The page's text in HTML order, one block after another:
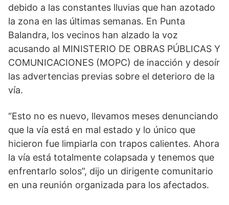
debido a las constantes lluvias que han azotado
la zona en las últimas semanas. En Punta
Balandra, los vecinos han alzado la voz
acusando al MINISTERIO DE OBRAS PÚBLICAS Y
COMUNICACIONES (MOPC) de inacción y desoír
las advertencias previas sobre el deterioro de la
vía.
“Esto no es nuevo, llevamos meses denunciando
que la vía está en mal estado y lo único que
hicieron fue limpiarla con trapos calientes. Ahora
la vía está totalmente colapsada y tenemos que
enfrentarlo solos”, dijo un dirigente comunitario
en una reunión organizada para los afectados.